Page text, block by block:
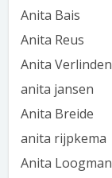
Anita Bais
Anita Reus
Anita Verlinden
anita jansen
Anita Breide
anita rijpkema
Anita Loogman